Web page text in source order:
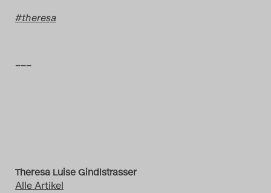
Das Theatertreffen-Blog
Das Theatertreffen-Blog
theresa
–––
Theresa Luise Gindlstrasser
Alle Artikel